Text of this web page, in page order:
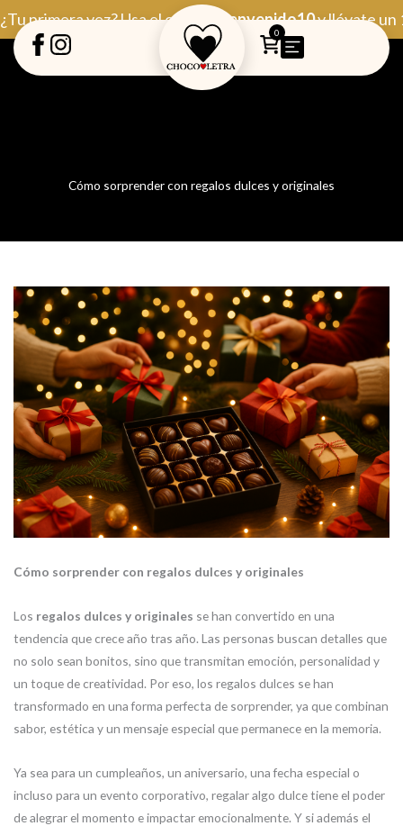
al
contenido
¿Tu primera vez? Usa el código Bienvenido10y llévate un
0
Cómo sorprender con regalos dulces y originales
Cómo sorprender con regalos dulces y originales
Los regalos dulces y originales se han convertido en una
tendencia que crece año tras año. Las personas buscan detalles que
no solo sean bonitos, sino que transmitan emoción, personalidad y
un toque de creatividad. Por eso, los regalos dulces se han
transformado en una forma perfecta de sorprender, ya que combinan
sabor, estética y un mensaje especial que permanece en la memoria.
Ya sea para un cumpleaños, un aniversario, una fecha especial o
incluso para un evento corporativo, regalar algo dulce tiene el poder
de alegrar el momento e impactar emocionalmente. Y si además el